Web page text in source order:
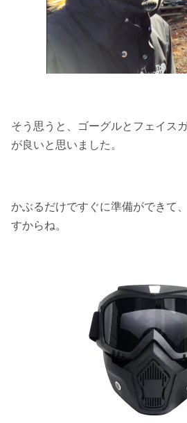
そう思うと、ゴーグルとフェイス
が良いと思いました。
かぶるだけですぐに準備ができて
すからね。